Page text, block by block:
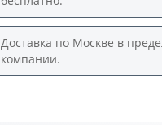
Доставка по Москве в
компании.